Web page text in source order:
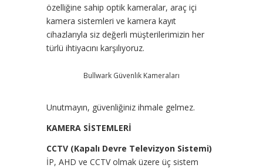
özelliğine sahip optik kameralar, araç içi
kamera sistemleri ve kamera kayıt
cihazlarıyla siz değerli müşterilerimizin her
türlü ihtiyacını karşılıyoruz.
Bullwark Güvenlik Kameraları
Unutmayın, güvenliğiniz ihmale gelmez.
KAMERA SİSTEMLERİ
CCTV (Kapalı Devre Televizyon Sistemi)
İP, AHD ve CCTV olmak üzere üç sistem